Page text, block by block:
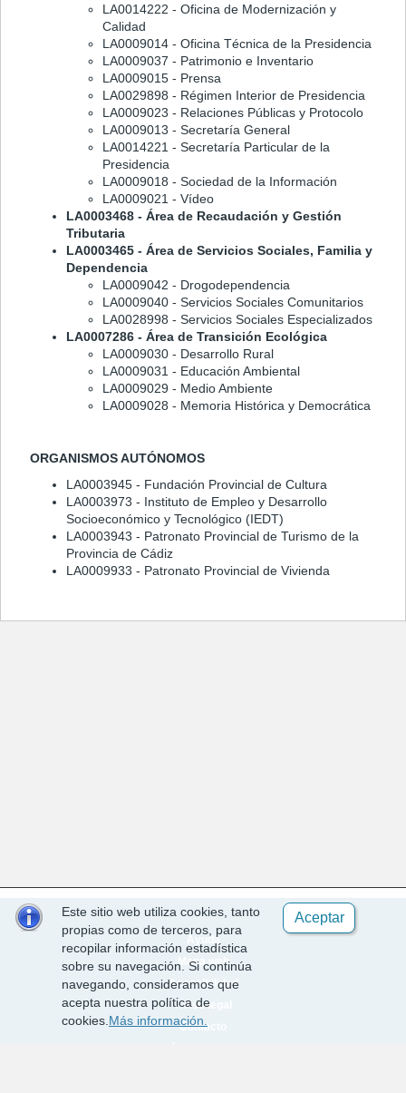
LA0014222 - Oficina de Modernización y
Calidad
LA0009014 - Oficina Técnica de la Presidencia
LA0009037 - Patrimonio e Inventario
LA0009015 - Prensa
LA0029898 - Régimen Interior de Presidencia
LA0009023 - Relaciones Públicas y Protocolo
LA0009013 - Secretaría General
LA0014221 - Secretaría Particular de la
Presidencia
LA0009018 - Sociedad de la Información
LA0009021 - Vídeo
LA0003468 - Área de Recaudación y Gestión
Tributaria
LA0003465 - Área de Servicios Sociales, Familia y
Dependencia
LA0009042 - Drogodependencia
LA0009040 - Servicios Sociales Comunitarios
LA0028998 - Servicios Sociales Especializados
LA0007286 - Área de Transición Ecológica
LA0009030 - Desarrollo Rural
LA0009031 - Educación Ambiental
LA0009029 - Medio Ambiente
LA0009028 - Memoria Histórica y Democrática
ORGANISMOS AUTÓNOMOS
LA0003945 - Fundación Provincial de Cultura
LA0003973 - Instituto de Empleo y Desarrollo
Socioeconómico y Tecnológico (IEDT)
LA0003943 - Patronato Provincial de Turismo de la
Provincia de Cádiz
LA0009933 - Patronato Provincial de Vivienda
Aceptar
Este sitio web utiliza cookies, tanto
propias como de terceros, para
recopilar información estadística
sobre su navegación. Si continúa
navegando, consideramos que
acepta nuestra política de
cookies. Más información.
Ayuda
Mapa web
Accesibilidad
Aviso legal
Contacto